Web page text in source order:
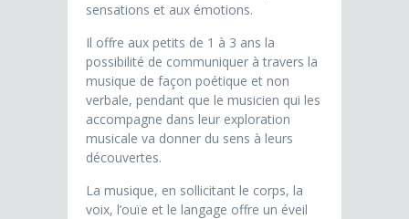
sensations et aux émotions.
Il offre aux petits de 1 à 3 ans la
possibilité de communiquer à travers la
musique de façon poétique et non
verbale, pendant que le musicien qui les
accompagne dans leur exploration
musicale va donner du sens à leurs
découvertes.
La musique, en sollicitant le corps, la
voix, l’ouïe et le langage offre un éveil